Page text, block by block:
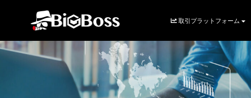
取引プラットフォーム